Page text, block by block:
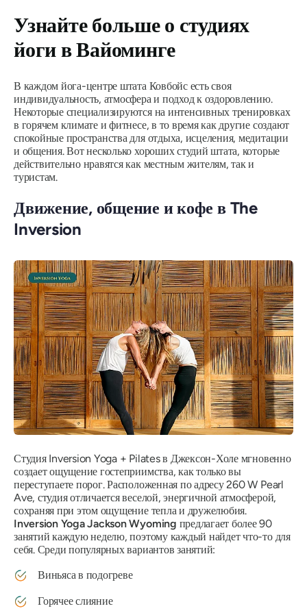
Узнайте больше о студиях
йоги в Вайоминге
В каждом йога-центре штата Ковбойс есть своя
индивидуальность, атмосфера и подход к оздоровлению.
Некоторые специализируются на интенсивных тренировках
в горячем климате и фитнесе, в то время как другие создают
спокойные пространства для отдыха, исцеления, медитации
и общения. Вот несколько хороших студий штата, которые
действительно нравятся как местным жителям, так и
туристам.
Движение, общение и кофе в The
Inversion
Студия Inversion Yoga + Pilates в Джексон-Холе мгновенно
создает ощущение гостеприимства, как только вы
переступаете порог. Расположенная по адресу 260 W Pearl
Ave, студия отличается веселой, энергичной атмосферой,
сохраняя при этом ощущение тепла и дружелюбия.
Inversion Yoga Jackson Wyoming предлагает более 90
занятий каждую неделю, поэтому каждый найдет что-то для
себя. Среди популярных вариантов занятий:
Виньяса в подогреве
Горячее слияние